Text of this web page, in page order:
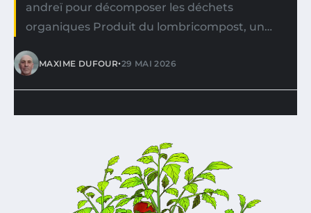
andreï pour décomposer les déchets
organiques Produit du lombricompost, un…
MAXIME DUFOUR•29 MAI 2026